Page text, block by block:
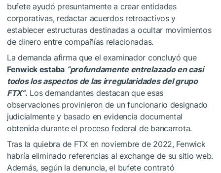
bufete ayudó presuntamente a crear entidades
corporativas, redactar acuerdos retroactivos y
establecer estructuras destinadas a ocultar movimientos
de dinero entre compañías relacionadas.
La demanda afirma que el examinador concluyó que
Fenwick estaba “profundamente entrelazado en casi
todos los aspectos de las irregularidades del grupo
FTX”. Los demandantes destacan que esas
observaciones provinieron de un funcionario designado
judicialmente y basado en evidencia documental
obtenida durante el proceso federal de bancarrota.
Tras la quiebra de FTX en noviembre de 2022, Fenwick
habría eliminado referencias al exchange de su sitio web.
Además, según la denuncia, el bufete contrató